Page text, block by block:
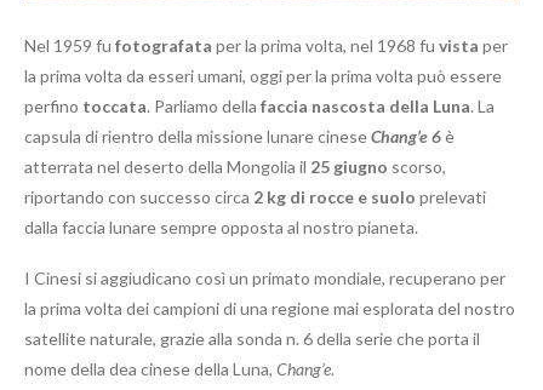
Nel 1959 fu fotografata per la prima volta, nel 1968 fu vista per
la prima volta da esseri umani, oggi per la prima volta può essere
perfino toccata. Parliamo della faccia nascosta della Luna. La
capsula di rientro della missione lunare cineseChang’e6è
atterrata nel deserto della Mongolia il 25 giugno scorso,
riportando con successo circa 2 kg di rocce e suolo prelevati
dalla faccia lunare sempre opposta al nostro pianeta.
I Cinesi si aggiudicano così un primato mondiale, recuperano per
la prima volta dei campioni di una regione mai esplorata del nostro
satellite naturale, grazie alla sonda n. 6 della serie che porta il
nome della dea cinese della Luna, Chang’e.